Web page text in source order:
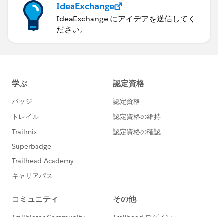
IdeaExchange
IdeaExchange にアイデアを送信してく
ださい。